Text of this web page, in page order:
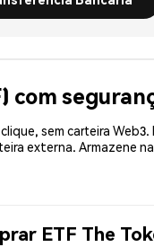
com
sem carteira Web3.
externa. Armazene
ETF The